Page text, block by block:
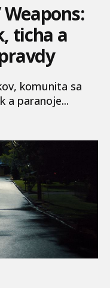
ticha a
komunita sa
a paranoje...